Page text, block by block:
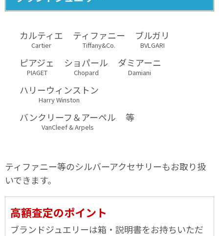
カルティエ
Cartier
ティファニー
Tiffany&Co.
ブルガリ
BVLGARI
ピアジェ
PIAGET
ショパール
Chopard
ダミアーニ
Damiani
ハリーウィンストン
Harry Winston
バンクリーフ＆アーペル
VanCleef & Arpels
等
ティファニー等のシルバーアクセサリーもお取り扱
いできます。
高額査定のポイント
ブランドジュエリーは箱・説明書をお持ちいただ